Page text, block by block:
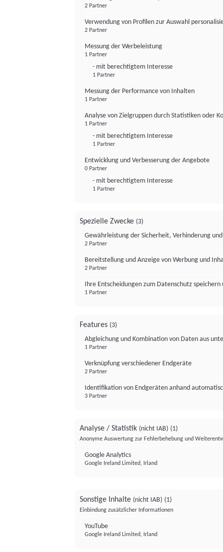
2 Partner
Verwendung von Profilen zur Auswahl
2 Partner
Messung der Werbeleistung
1 Partner
- mit berechtigtem Interesse
1 Partner
Messung der Performance von Inhalten
1 Partner
Analyse von Zielgruppen durch Statistiken oder
1 Partner
- mit berechtigtem Interesse
1 Partner
Entwicklung und Verbesserung der Angebote
0 Partner
- mit berechtigtem Interesse
1 Partner
Spezielle Zwecke (3)
Gewährleistung der Sicherheit, Verhinderung
2 Partner
Bereitstellung und Anzeige von Werbung und
2 Partner
Ihre Entscheidungen zum Datenschutz
1 Partner
Features (3)
Abgleichung und Kombination von Daten aus
1 Partner
Verknüpfung verschiedener Endgeräte
2 Partner
Identifikation von Endgeräten anhand
3 Partner
Analyse / Statistik (nicht IAB) (1)
Anonyme Auswertung zur Fehlerbehebung und
Google Analytics
Google Ireland Limited, Irland
Sonstige Inhalte (nicht IAB) (1)
Einbindung zusätzlicher Informationen
YouTube
Google Ireland Limited, Irland